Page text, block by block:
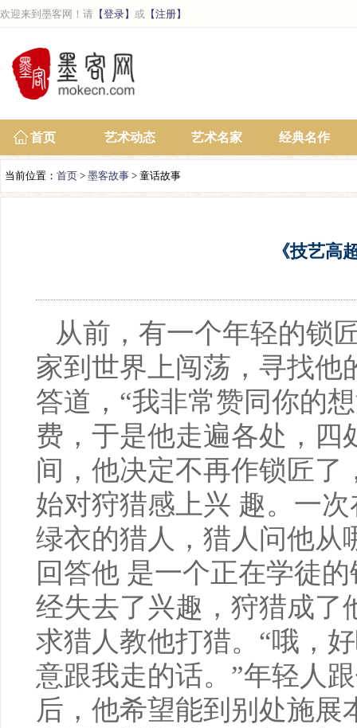
欢迎来到墨客网！请 【登录】 或 【注册】
首页 艺术动态 艺术名家 经典名作
当前位置： 首页 > 墨客故事 > 童话故事
《技艺高
从前，有一个年轻的锁
家到世界上闯荡，寻找他
答道，“我非常赞同你的
费，于是他走遍各处，四
间，他决定不再作锁匠了
始对狩猎感上兴 趣。一
绿衣的猎人，猎人问他从
回答他 是一个正在学徒
经失去了兴趣，狩猎成了
求猎人教他打猎。“哦，
意跟我走的话。”年轻人
后，他希望能到别处施